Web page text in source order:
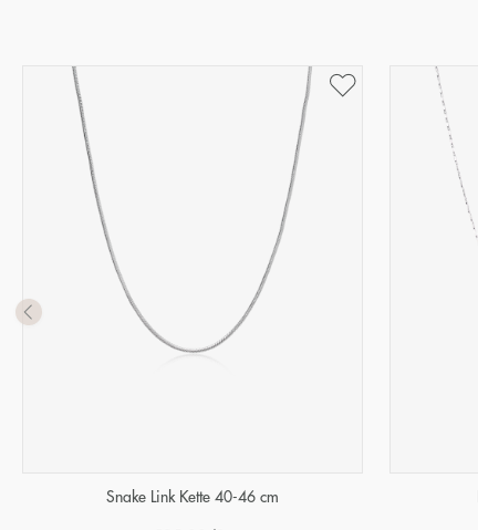
Snake Link Kette 40-46 cm